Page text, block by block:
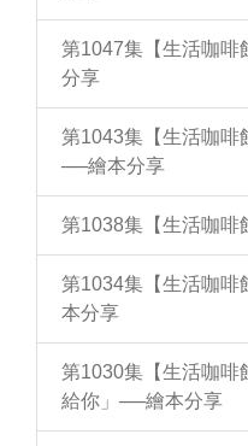
第1047集【生活咖
分享
第1043集【生活咖啡
──繪本分享
第1038集【生活咖
第1034集【生活咖
本分享
第1030集【生活咖啡
給你」──繪本分享